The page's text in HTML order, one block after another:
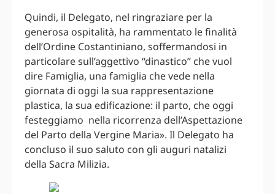
Quindi, il Delegato, nel ringraziare per la
generosa ospitalità, ha rammentato le finalità
dell’Ordine Costantiniano, soffermandosi in
particolare sull’aggettivo “dinastico” che vuol
dire Famiglia, una famiglia che vede nella
giornata di oggi la sua rappresentazione
plastica, la sua edificazione: il parto, che oggi
festeggiamo nella ricorrenza dell’Aspettazione
del Parto della Vergine Maria». Il Delegato ha
concluso il suo saluto con gli auguri natalizi
della Sacra Milizia.